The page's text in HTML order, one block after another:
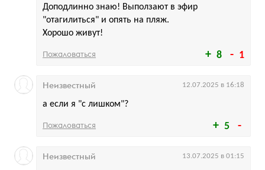
8 1
Доподлинно знаю! Выползают в эфир
"отагилиться" и опять на пляж.
Хорошо живут!
Пожаловаться
5
а если я "с лишком"?
Неизвестный 12.07.2025 в 16:18
Пожаловаться
Неизвестный 13.07.2025 в 01:15